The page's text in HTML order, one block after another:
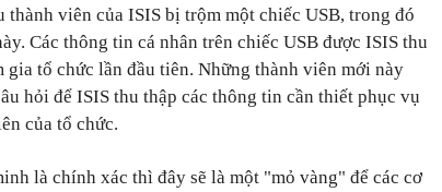
thành viên của ISIS bị trộm một chiếc USB, trong đó
Các thông tin cá nhân trên chiếc USB được ISIS thu
tổ chức lần đầu tiên. Những thành viên mới này
hỏi để ISIS thu thập các thông tin cần thiết phục vụ
của tổ chức.
là chính xác thì đây sẽ là một "mỏ vàng" để các cơ